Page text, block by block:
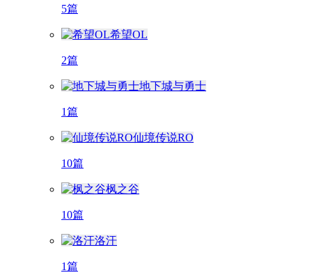
5篇
希望OL
2篇
地下城与勇士
1篇
仙境传说RO
10篇
枫之谷
10篇
洛汗
1篇